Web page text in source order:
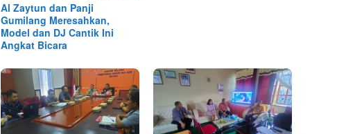
Al Zaytun dan Panji
Gumilang Meresahkan,
Model dan DJ Cantik Ini
Angkat Bicara